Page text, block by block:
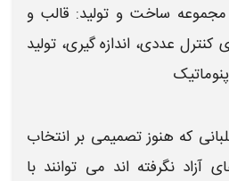
ساخت و تولید: قالب و
عددی، اندازه گیری، تولید
که هنوز تصمیمی بر انتخاب
آزاد نگرفته اند می توانند با